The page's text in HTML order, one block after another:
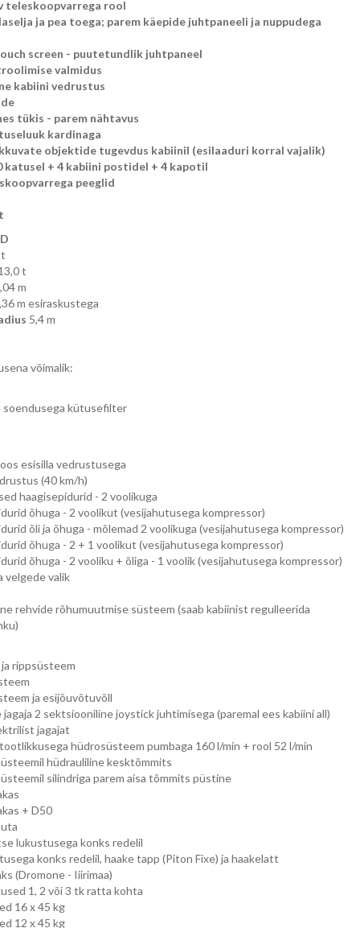
teleskoopvarrega rool
ja pea toega; parem käepide juhtpaneeli ja nuppudega
screen - puutetundlik juhtpaneel
valmidus
kabiini vedrustus
tükis - parem nähtavus
kardinaga
objektide tugevdus kabiinil (esilaaduri korral vajalik)
katusel + 4 kabiini postidel + 4 kapotil
peeglid
t
m
m esiraskustega
5,4 m
võimalik:
soendusega kütusefilter
esisilla vedrustusega
(40 km/h)
haagisepidurid - 2 voolikuga
õhuga - 2 voolikut (vesijahutusega kompressor)
õli ja õhuga - mõlemad 2 voolikuga (vesijahutusega kompressor)
õhuga - 2 + 1 voolikut (vesijahutusega kompressor)
õhuga - 2 vooliku + õliga - 1 voolik (vesijahutusega kompressor)
velgede valik
rehvide rõhumuutmise süsteem (saab kabiinist regulleerida
rippsüsteem
ja esijõuvõtuvõll
2 sektsiooniline joystick juhtimisega (paremal ees kabiini all)
jagajat
hüdrosüsteem pumbaga 160 l/min + rool 52 l/min
hüdrauliline kesktõmmits
silindriga parem aisa tõmmits püstine
+ D50
lukustusega konks redelil
konks redelil, haake tapp (Piton Fixe) ja haakelatt
(Dromone - Iiirimaa)
1, 2 või 3 tk ratta kohta
16 x 45 kg
12 x 45 kg